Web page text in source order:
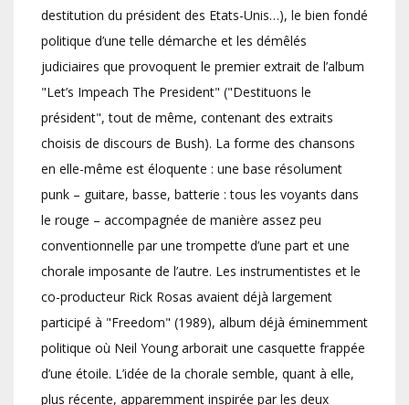
destitution du président des Etats-Unis…), le bien fondé
politique d’une telle démarche et les démêlés
judiciaires que provoquent le premier extrait de l’album
"Let’s Impeach The President" ("Destituons le
président", tout de même, contenant des extraits
choisis de discours de Bush). La forme des chansons
en elle-même est éloquente : une base résolument
punk – guitare, basse, batterie : tous les voyants dans
le rouge – accompagnée de manière assez peu
conventionnelle par une trompette d’une part et une
chorale imposante de l’autre. Les instrumentistes et le
co-producteur Rick Rosas avaient déjà largement
participé à "Freedom" (1989), album déjà éminemment
politique où Neil Young arborait une casquette frappée
d’une étoile. L’idée de la chorale semble, quant à elle,
plus récente, apparemment inspirée par les deux